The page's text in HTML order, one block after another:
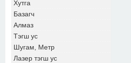
Хутга
Базагч
Алмаз
Тэгш ус
Шугам, Метр
Лазер тэгш ус